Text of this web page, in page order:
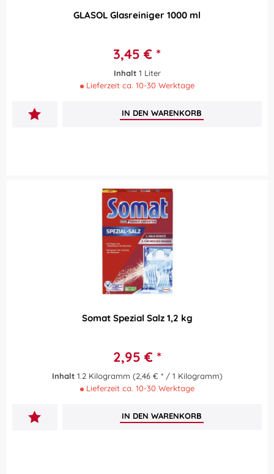
GLASOL Glasreiniger 1000 ml
3,45 € *
Inhalt 1 Liter
Lieferzeit ca. 10-30 Werktage
IN DEN WARENKORB
Somat Spezial Salz 1,2 kg
2,95 € *
Inhalt 1.2 Kilogramm (2,46 € * / 1 Kilogramm)
Lieferzeit ca. 10-30 Werktage
IN DEN WARENKORB